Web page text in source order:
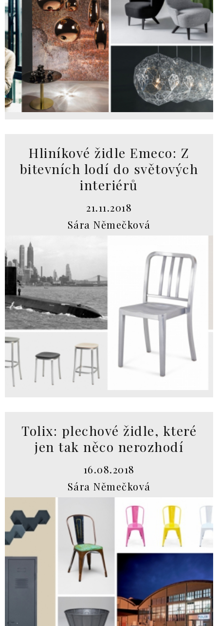
Hliníkové židle Emeco: Z
bitevních lodí do světových
interiérů
21.11.2018
Sára Němečková
Tolix: plechové židle, které
jen tak něco nerozhodí
16.08.2018
Sára Němečková